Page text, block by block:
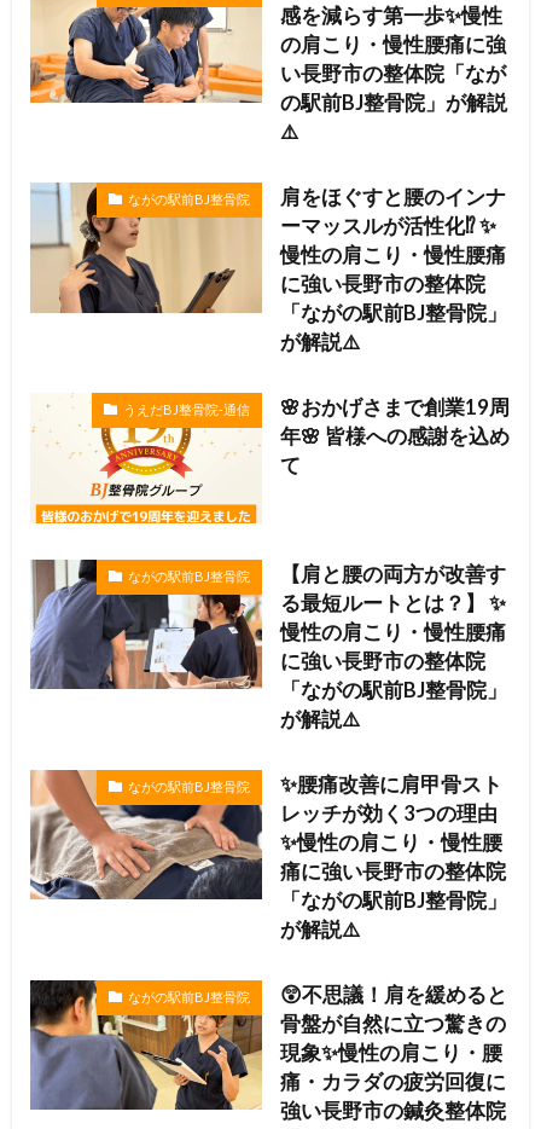
感を減らす第一歩✨慢性
の肩こり・慢性腰痛に強
い長野市の整体院「なが
の駅前BJ整骨院」が解説
⚠️
ながの駅前BJ整骨院
肩をほぐすと腰のインナ
ーマッスルが活性化⁉️ ✨
慢性の肩こり・慢性腰痛
に強い長野市の整体院
「ながの駅前BJ整骨院」
が解説⚠️
うえだBJ整骨院-通信
🌸おかげさまで創業19周
年🌸 皆様への感謝を込め
て
ながの駅前BJ整骨院
【肩と腰の両方が改善す
る最短ルートとは？】 ✨
慢性の肩こり・慢性腰痛
に強い長野市の整体院
「ながの駅前BJ整骨院」
が解説⚠️
ながの駅前BJ整骨院
✨腰痛改善に肩甲骨スト
レッチが効く3つの理由
✨慢性の肩こり・慢性腰
痛に強い長野市の整体院
「ながの駅前BJ整骨院」
が解説⚠️
ながの駅前BJ整骨院
😲不思議！肩を緩めると
骨盤が自然に立つ驚きの
現象✨慢性の肩こり・腰
痛・カラダの疲労回復に
強い長野市の鍼灸整体院